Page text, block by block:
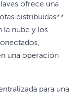
ofrece una
distribuidas**.
la nube y los
una operación
para una